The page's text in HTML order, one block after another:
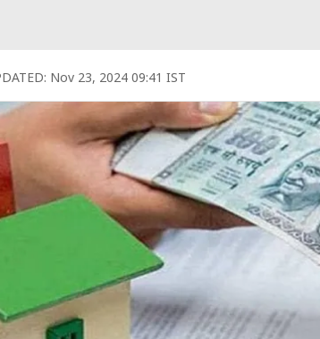
Nov 23, 2024 09:41 IST